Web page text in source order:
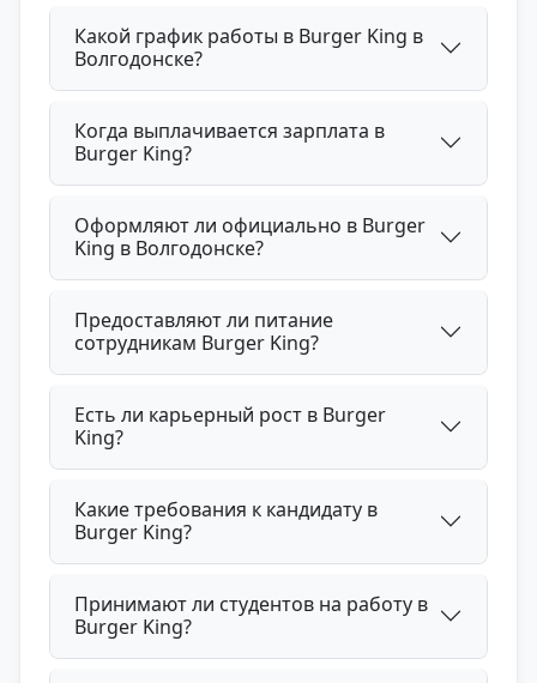
Какой график работы в Burger King в
Волгодонске?
Когда выплачивается зарплата в
Burger King?
Оформляют ли официально в Burger
King в Волгодонске?
Предоставляют ли питание
сотрудникам Burger King?
Есть ли карьерный рост в Burger
King?
Какие требования к кандидату в
Burger King?
Принимают ли студентов на работу в
Burger King?